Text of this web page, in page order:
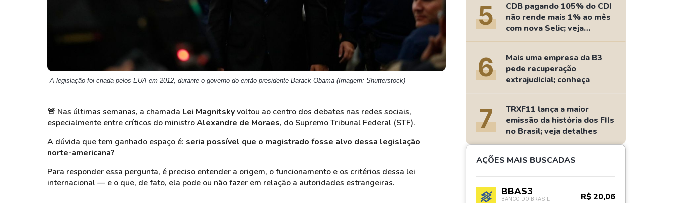
A legislação foi criada pelos EUA em 2012, durante o governo do então presidente Barack Obama (Imagem: Shutterstock)
🚨 Nas últimas semanas, a chamada Lei Magnitskyvoltou ao centro dos debates nas redes sociais,
especialmente entre críticos do ministroAlexandre de Moraes, do Supremo Tribunal Federal (STF).
A dúvida que tem ganhado espaço é: seria possível que o magistrado fosse alvo dessa legislação
norte-americana?
Para responder essa pergunta, é preciso entender a origem, o funcionamento e os critérios dessa lei
internacional — e o que, de fato, ela pode ou não fazer em relação a autoridades estrangeiras.
5
CDB pagando 105% do CDI
não rende mais 1% ao mês
com nova Selic; veja
retorno
6
Mais uma empresa da B3
pede recuperação
extrajudicial; conheça
7
TRXF11 lança a maior
emissão da história dos FIIs
no Brasil; veja detalhes
AÇÕES MAIS BUSCADAS
BBAS3
BANCO DO BRASIL R$ 20,06